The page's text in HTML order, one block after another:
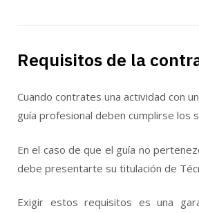
Requisitos de la
Cuando contrates una actividad con
guía profesional deben cumplirse los
En el caso de que el guía no
debe presentarte su titulación de
Exigir estos requisitos es una